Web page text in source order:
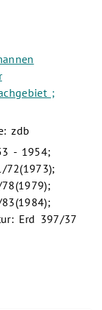
;
zdb
- 1954;
72(1973);
Erd 397/37